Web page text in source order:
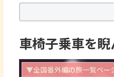
車椅子乗車を
▼全国番外編の旅一覧ペー